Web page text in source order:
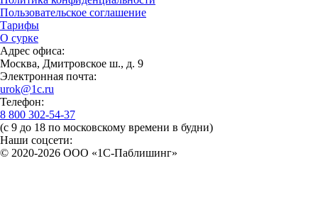
Пользовательское соглашение
Тарифы
О сурке
Адрес офиса:
Москва, Дмитровское ш., д. 9
Электронная почта:
urok@1c.ru
Телефон:
8 800 302-54-37
(с 9 до 18 по московскому времени в будни)
Наши соцсети:
© 2020-2026 OOO «1С-Паблишинг»